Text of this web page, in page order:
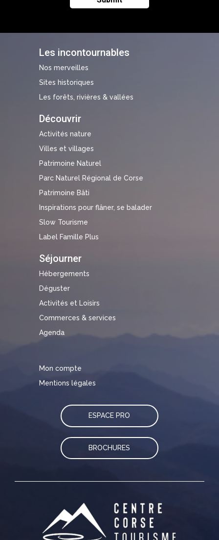
Les incontournables
Nos merveilles
Sites historiques
Les forêts, rivières & vallées
Découvrir
Activités nature
Villes et villages
Patrimoine Naturel
Parc Naturel Régional de Corse
Patrimoine Bâti
Inspirations pour flâner, se balader
Slow Tourisme
Label Famille Plus
Séjourner
Hébergements
Déguster
Activités et Loisirs
Commerces & services
Agenda
Mon compte
Mentions légales
ESPACE PRO
BROCHURES